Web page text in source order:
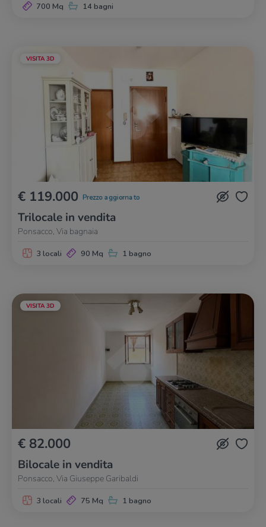
700 Mq 14 bagni
VISITA 3D
€ 119.000 Prezzo aggiornato
Trilocale in vendita
Ponsacco, Via bagnaia
3 locali 90 Mq 1 bagno
VISITA 3D
€ 82.000
Bilocale in vendita
Ponsacco, Via Giuseppe Garibaldi
3 locali 75 Mq 1 bagno